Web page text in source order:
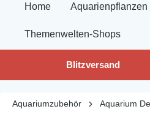
Home Aquarienpflanzen
Themenwelten-Shops
Blitzversand
Aquariumzubehör Aquarium